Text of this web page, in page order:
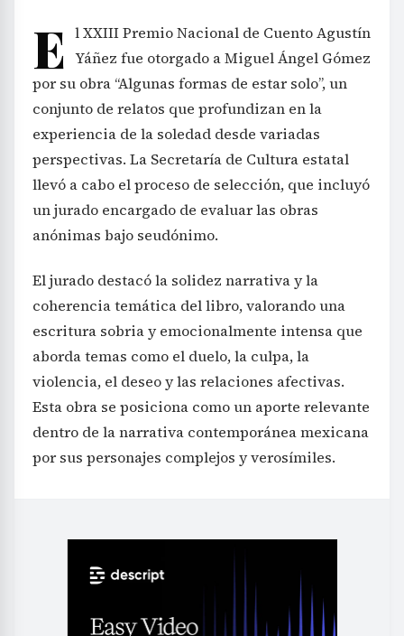
E l XXIII Premio Nacional de Cuento Agustín
Yáñez fue otorgado a Miguel Ángel Gómez
por su obra “Algunas formas de estar solo”, un
conjunto de relatos que profundizan en la
experiencia de la soledad desde variadas
perspectivas. La Secretaría de Cultura estatal
llevó a cabo el proceso de selección, que incluyó
un jurado encargado de evaluar las obras
anónimas bajo seudónimo.
El jurado destacó la solidez narrativa y la
coherencia temática del libro, valorando una
escritura sobria y emocionalmente intensa que
aborda temas como el duelo, la culpa, la
violencia, el deseo y las relaciones afectivas.
Esta obra se posiciona como un aporte relevante
dentro de la narrativa contemporánea mexicana
por sus personajes complejos y verosímiles.